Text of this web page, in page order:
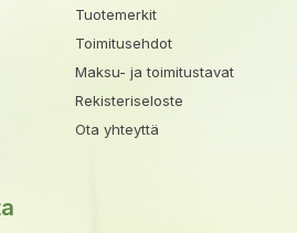
Tuotemerkit
Toimitusehdot
Maksu- ja toimitustavat
Rekisteriseloste
Ota yhteyttä